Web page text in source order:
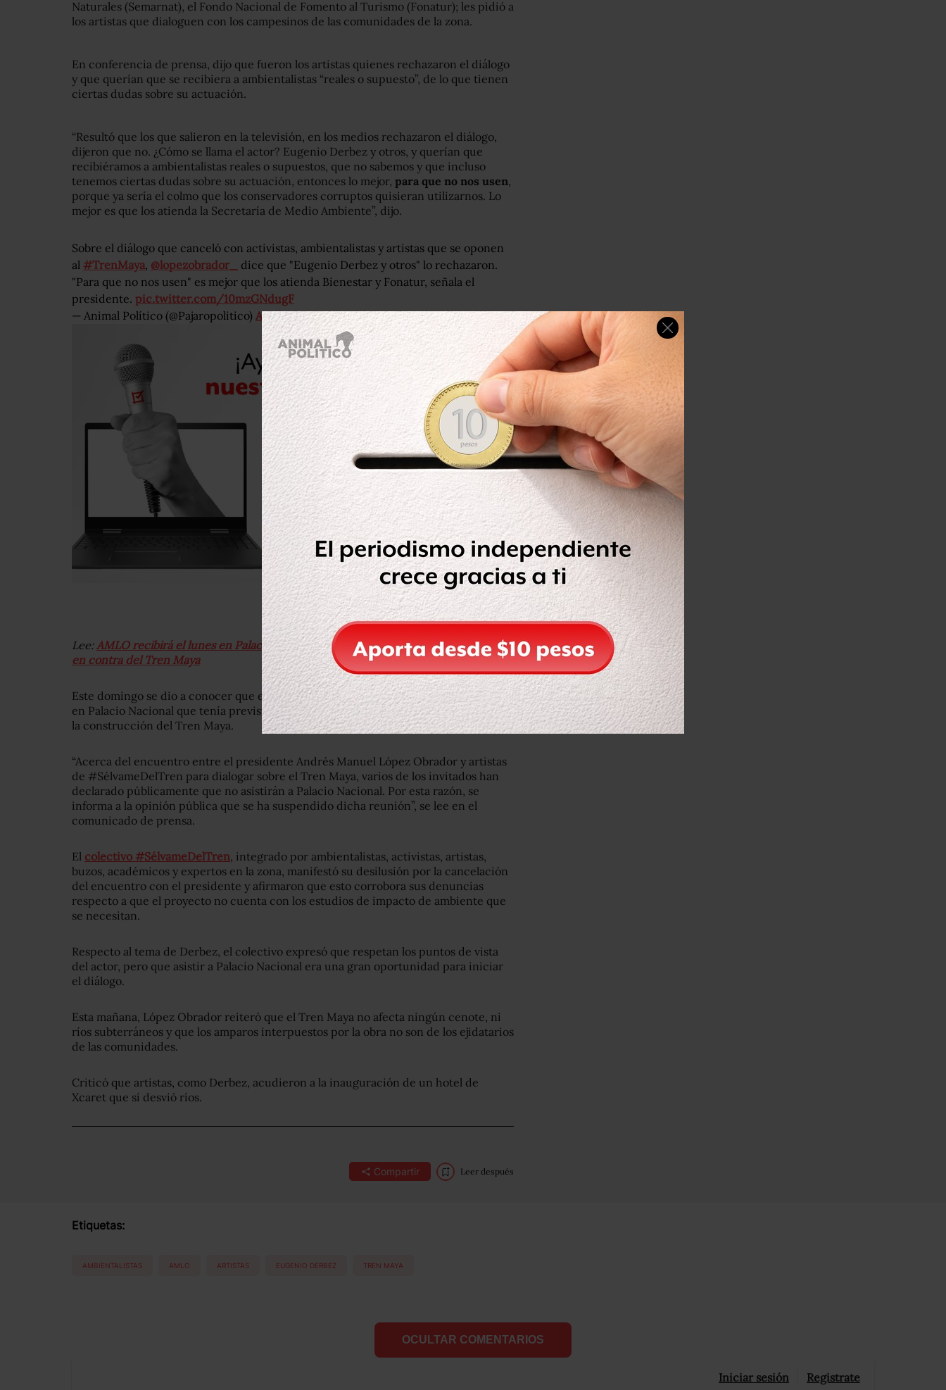
Naturales (Semarnat), el Fondo Nacional de Fomento al Turismo (Fonatur); les pidió a
los artistas que dialoguen con los campesinos de las comunidades de la zona.
En conferencia de prensa, dijo que fueron los artistas quienes rechazaron el diálogo
y que querían que se recibiera a ambientalistas “reales o supuesto”, de lo que tienen
ciertas dudas sobre su actuación.
“Resultó que los que salieron en la televisión, en los medios rechazaron el diálogo,
dijeron que no. ¿Cómo se llama el actor? Eugenio Derbez y otros, y querían que
recibiéramos a ambientalistas reales o supuestos, que no sabemos y que incluso
tenemos ciertas dudas sobre su actuación, entonces lo mejor, para que no nos usen,
porque ya sería el colmo que los conservadores corruptos quisieran utilizarnos. Lo
mejor es que los atienda la Secretaría de Medio Ambiente”, dijo.
Sobre el diálogo que canceló con activistas, ambientalistas y artistas que se oponen
al #TrenMaya, @lopezobrador_
dice que "Eugenio Derbez y otros" lo rechazaron.
"Para que no nos usen" es mejor que los atienda Bienestar y Fonatur, señala el
presidente. pic.twitter.com/10mzGNdugF
— Animal Político (@Pajaropolitico) April 25, 2022
Lee:AMLO recibirá el lunes en Palacio Nacional a ambientalistas y artistas que están
en contra del Tren Maya
Este domingo se dio a conocer que el presidente López Obrador canceló la reunión
en Palacio Nacional que tenía prevista con ambientalista y artistas que se oponen a
la construcción del Tren Maya.
“Acerca del encuentro entre el presidente Andrés Manuel López Obrador y artistas
de #SélvameDelTren para dialogar sobre el Tren Maya, varios de los invitados han
declarado públicamente que no asistirán a Palacio Nacional. Por esta razón, se
informa a la opinión pública que se ha suspendido dicha reunión”, se lee en el
comunicado de prensa.
El colectivo #SélvameDelTren, integrado por ambientalistas, activistas, artistas,
buzos, académicos y expertos en la zona, manifestó su desilusión por la cancelación
del encuentro con el presidente y afirmaron que esto corrobora sus denuncias
respecto a que el proyecto no cuenta con los estudios de impacto de ambiente que
se necesitan.
Respecto al tema de Derbez, el colectivo expresó que respetan los puntos de vista
del actor, pero que asistir a Palacio Nacional era una gran oportunidad para iniciar
el diálogo.
Esta mañana, López Obrador reiteró que el Tren Maya no afecta ningún cenote, ni
ríos subterráneos y que los amparos interpuestos por la obra no son de los ejidatarios
de las comunidades.
Criticó que artistas, como Derbez, acudieron a la inauguración de un hotel de
Xcaret que sí desvió ríos.
Compartir Leer después
Etiquetas:
AMBIENTALISTAS AMLO ARTISTAS EUGENIO DERBEZ TREN MAYA
OCULTAR COMENTARIOS
Iniciar sesión Registrate